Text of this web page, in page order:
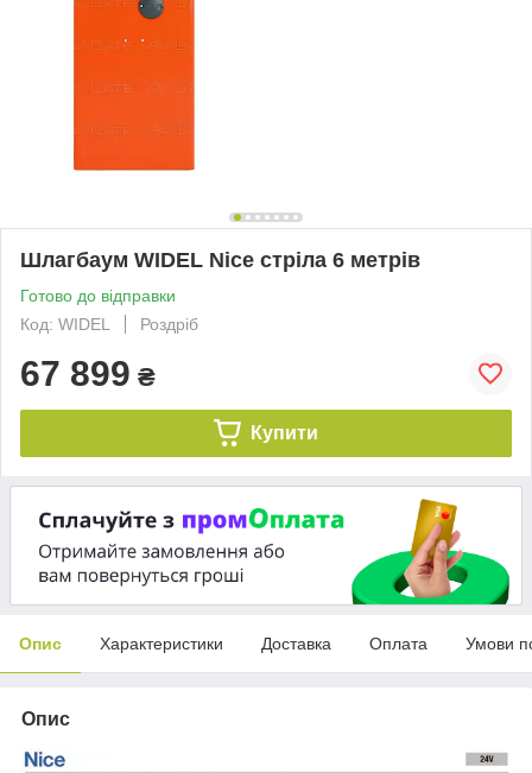
Шлагбаум WIDEL Nice стріла 6 метрів
Готово до відправки
Код: WIDEL
Роздріб
67 899 ₴
Купити
Опис Характеристики Доставка Оплата Умови
Опис